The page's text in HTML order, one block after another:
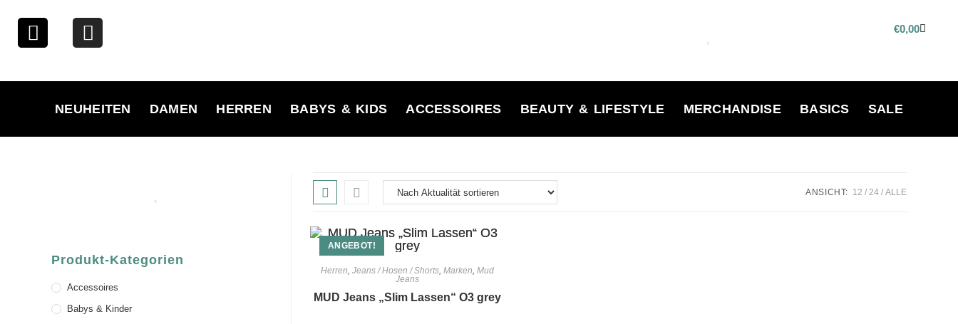
€0,00
NEUHEITEN DAMEN HERREN BABYS & KIDS ACCESSOIRES BEAUTY & LIFESTYLE MERCHANDISE BASICS SALE
ANSICHT: 12 24 ALLE
ANGEBOT!
Herren, Jeans / Hosen / Shorts, Marken, Mud
Jeans
MUD Jeans „Slim Lassen“ O3 grey
Produkt-Kategorien
Accessoires
Babys & Kinder